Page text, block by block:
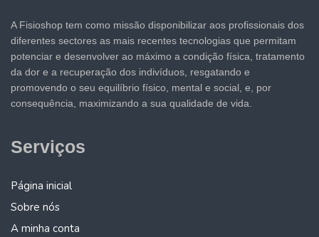
A Fisioshop tem como missão disponibilizar aos profissionais dos
diferentes sectores as mais recentes tecnologias que permitam
potenciar e desenvolver ao máximo a condição física, tratamento
da dor e a recuperação dos indivíduos, resgatando e
promovendo o seu equilíbrio físico, mental e social, e, por
consequência, maximizando a sua qualidade de vida.
Serviços
Página inicial
Sobre nós
A minha conta